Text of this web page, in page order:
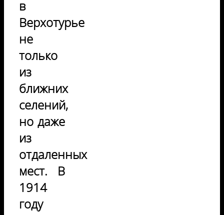
в
Верхотурье
не
только
из
ближних
селений,
но даже
из
отдаленных
мест. В
1914
году